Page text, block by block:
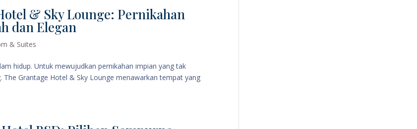
& Sky Lounge: Pernikahan
dan Elegan
& Suites
hidup. Untuk mewujudkan pernikahan impian yang tak
Grantage Hotel & Sky Lounge menawarkan tempat yang